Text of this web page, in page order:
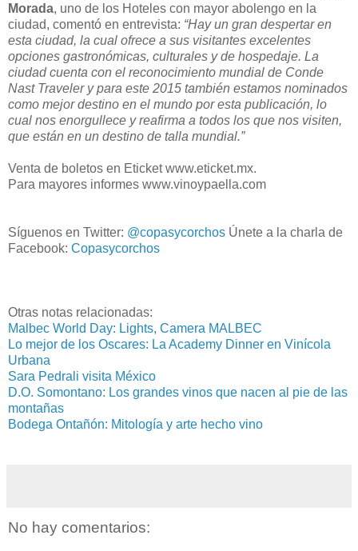
Morada, uno de los Hoteles con mayor abolengo en la
ciudad, comentó en entrevista: “Hay un gran despertar en
esta ciudad, la cual ofrece a sus visitantes excelentes
opciones gastronómicas, culturales y de hospedaje. La
ciudad cuenta con el reconocimiento mundial de Conde
Nast Traveler y para este 2015 también estamos nominados
como mejor destino en el mundo por esta publicación, lo
cual nos enorgullece y reafirma a todos los que nos visiten,
que están en un destino de talla mundial.”
Venta de boletos en Eticket www.eticket.mx.
Para mayores informes www.vinoypaella.com
Síguenos en Twitter: @copasycorchos Únete a la charla de
Facebook: Copasycorchos
Otras notas relacionadas:
Malbec World Day: Lights, Camera MALBEC
Lo mejor de los Oscares: La Academy Dinner en Vinícola
Urbana
Sara Pedrali visita México
D.O. Somontano: Los grandes vinos que nacen al pie de las
montañas
Bodega Ontañón: Mitología y arte hecho vino
No hay comentarios: